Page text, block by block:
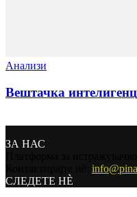
Анализи
Вештачка
ЗА НАС
СЛЕДЕТЕ НЀ